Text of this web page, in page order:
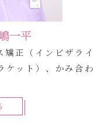
一平
正（インビザライ
ケット）、かみ合わ